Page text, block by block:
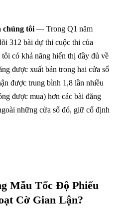
chúng tôi — Trong Q1 năm
312 bài dự thi cuộc thi của
có khả năng hiển thị đầy đủ về
được xuất bản trong hai cửa sổ
được trung bình 1,8 lần nhiều
được mua) hơn các bài đăng
những cửa sổ đó, giữ cố định
Mẫu Tốc Độ Phiếu
Cờ Gian Lận?